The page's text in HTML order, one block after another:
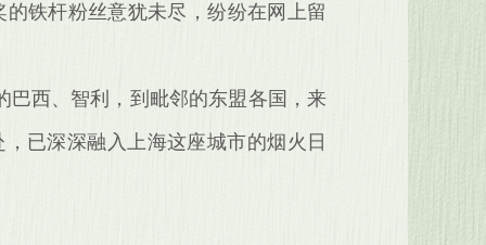
铁杆粉丝意犹未尽，纷纷在网上留
巴西、智利，到毗邻的东盟各国，来
已深深融入上海这座城市的烟火日